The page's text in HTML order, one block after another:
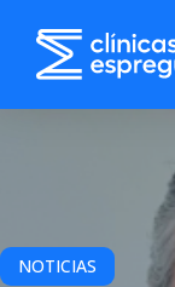
NOTICIAS